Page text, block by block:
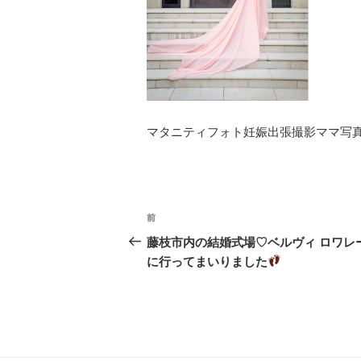
マタニティフォト妊娠出張撮影ママ写
投
稿
ナ
過
去
の
前
藤枝市内の結婚式場♡ベルヴィ ロワレ
に行ってまいりました